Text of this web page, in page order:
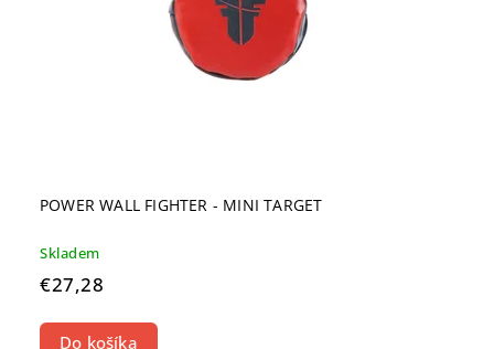
POWER WALL FIGHTER - MINI TARGET
Skladem
€27,28
Do košíka